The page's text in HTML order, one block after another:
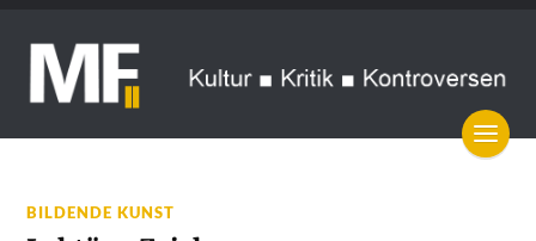
BILDENDE KUNST